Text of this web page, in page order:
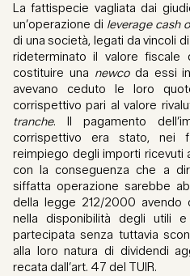
La fattispecie vagliata dai
un’operazione di leverage cash
di una società, legati da vincoli
rideterminato il valore fiscale
costituire una newcoda essi
avevano ceduto le loro
corrispettivo pari al valore
tranche. Il pagamento
corrispettivo era stato, nei
reimpiego degli importi ricevuti
con la conseguenza che a
siffatta operazione sarebbe
della legge 212/2000 avendo
nella disponibilità degli utili
partecipata senza tuttavia
alla loro natura di dividendi
recata dall’art. 47 del TUIR.